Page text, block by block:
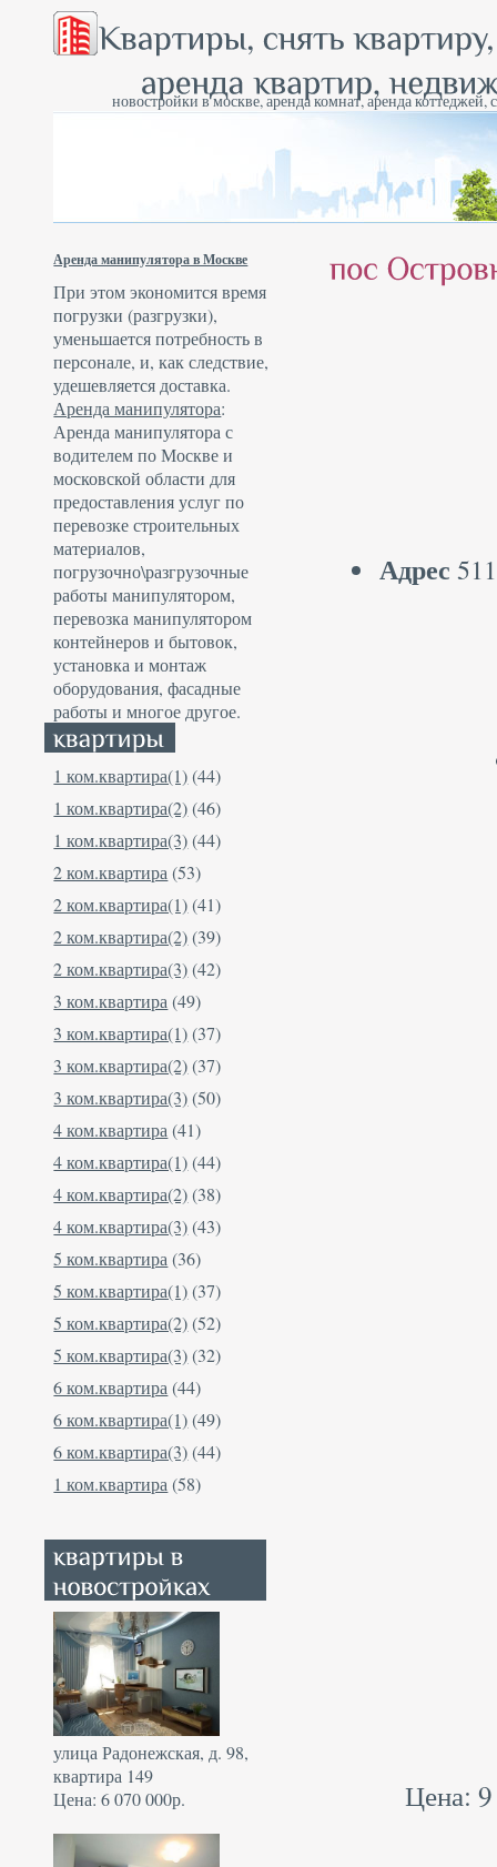
новостройки в москве, аренда комнат, аренда
Аренда манипулятора в Москве
При этом экономится время
погрузки (разгрузки),
уменьшается потребность в
персонале, и, как следствие,
удешевляется доставка.
Аренда манипулятора:
Аренда манипулятора с
водителем по Москве и
московской области для
предоставления услуг по
перевозке строительных
материалов,
погрузочно\разгрузочные
работы манипулятором,
перевозка манипулятором
контейнеров и бытовок,
установка и монтаж
оборудования, фасадные
работы и многое другое.
1 ком.квартира(1)(44)
1 ком.квартира(2)(46)
1 ком.квартира(3)(44)
2 ком.квартира (53)
2 ком.квартира(1)(41)
2 ком.квартира(2)(39)
2 ком.квартира(3)(42)
3 ком.квартира (49)
3 ком.квартира(1)(37)
3 ком.квартира(2)(37)
3 ком.квартира(3)(50)
4 ком.квартира (41)
4 ком.квартира(1)(44)
4 ком.квартира(2)(38)
4 ком.квартира(3)(43)
5 ком.квартира (36)
5 ком.квартира(1)(37)
5 ком.квартира(2)(52)
5 ком.квартира(3)(32)
6 ком.квартира (44)
6 ком.квартира(1)(49)
6 ком.квартира(3)(44)
1 ком.квартира (58)
улица Радонежская, д. 98,
квартира 149
Цена: 6 070 000р.
Адрес
Цена: